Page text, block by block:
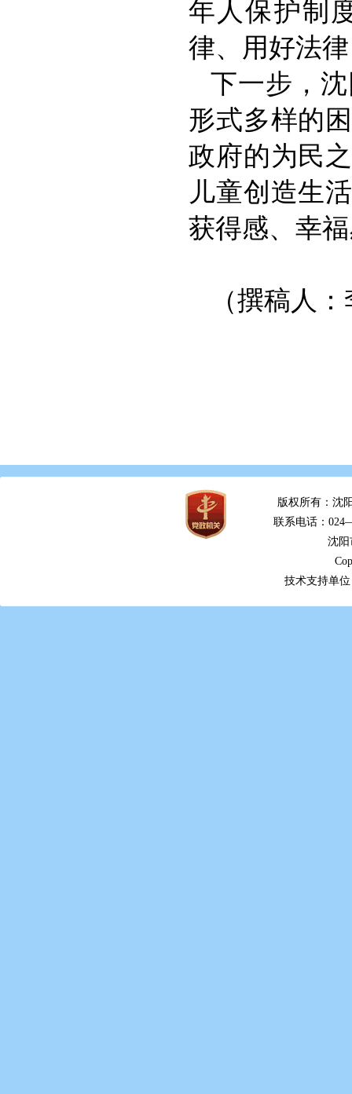
年人保护制
律、用好法
下一步，
形式多样的
政府的为民
儿童创造生
获得感、幸
（撰稿人
版权所有：沈
联系电话：
沈阳
技术支持单